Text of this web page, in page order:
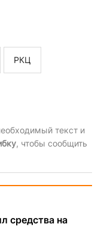
РКЦ
текст и
, чтобы сообщить
средства на